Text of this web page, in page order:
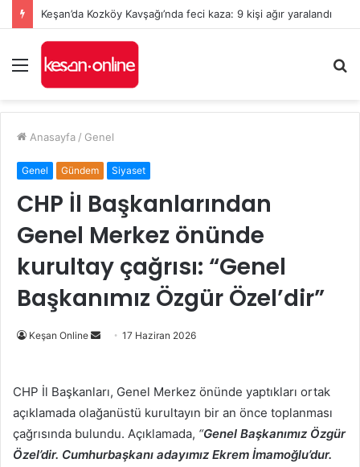
Keşan’da Kozköy Kavşağı’nda feci kaza: 9 kişi ağır yaralandı
Menü
...
Anasayfa / Genel
Genel Gündem Siyaset
CHP İl Başkanlarından
Genel Merkez önünde
kurultay çağrısı: “Genel
Başkanımız Özgür Özel’dir”
Keşan Online
Bir
göndermek
17 Haziran 2026
CHP İl Başkanları, Genel Merkez önünde yaptıkları ortak
açıklamada olağanüstü kurultayın bir an önce toplanması
çağrısında bulundu. Açıklamada, “Genel Başkanımız Özgür
Özel’dir. Cumhurbaşkanı adayımız Ekrem İmamoğlu’dur.